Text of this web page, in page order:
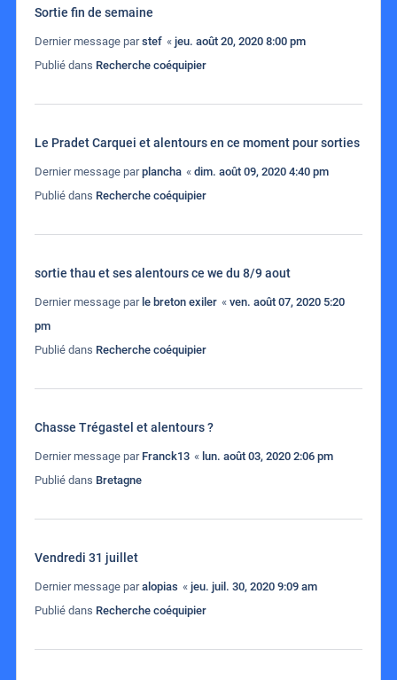
Sortie fin de semaine
Dernier message parstef « jeu. août 20, 2020 8:00 pm
Publié dans Recherche coéquipier
Le Pradet Carquei et alentours en ce moment pour sorties
Dernier message parplancha « dim. août 09, 2020 4:40 pm
Publié dans Recherche coéquipier
sortie thau et ses alentours ce we du 8/9 aout
Dernier message par le breton exiler « ven. août 07, 2020 5:20
pm
Publié dans Recherche coéquipier
Chasse Trégastel et alentours ?
Dernier message par Franck13 « lun. août 03, 2020 2:06 pm
Publié dans Bretagne
Vendredi 31 juillet
Dernier message paralopias « jeu. juil. 30, 2020 9:09 am
Publié dans Recherche coéquipier